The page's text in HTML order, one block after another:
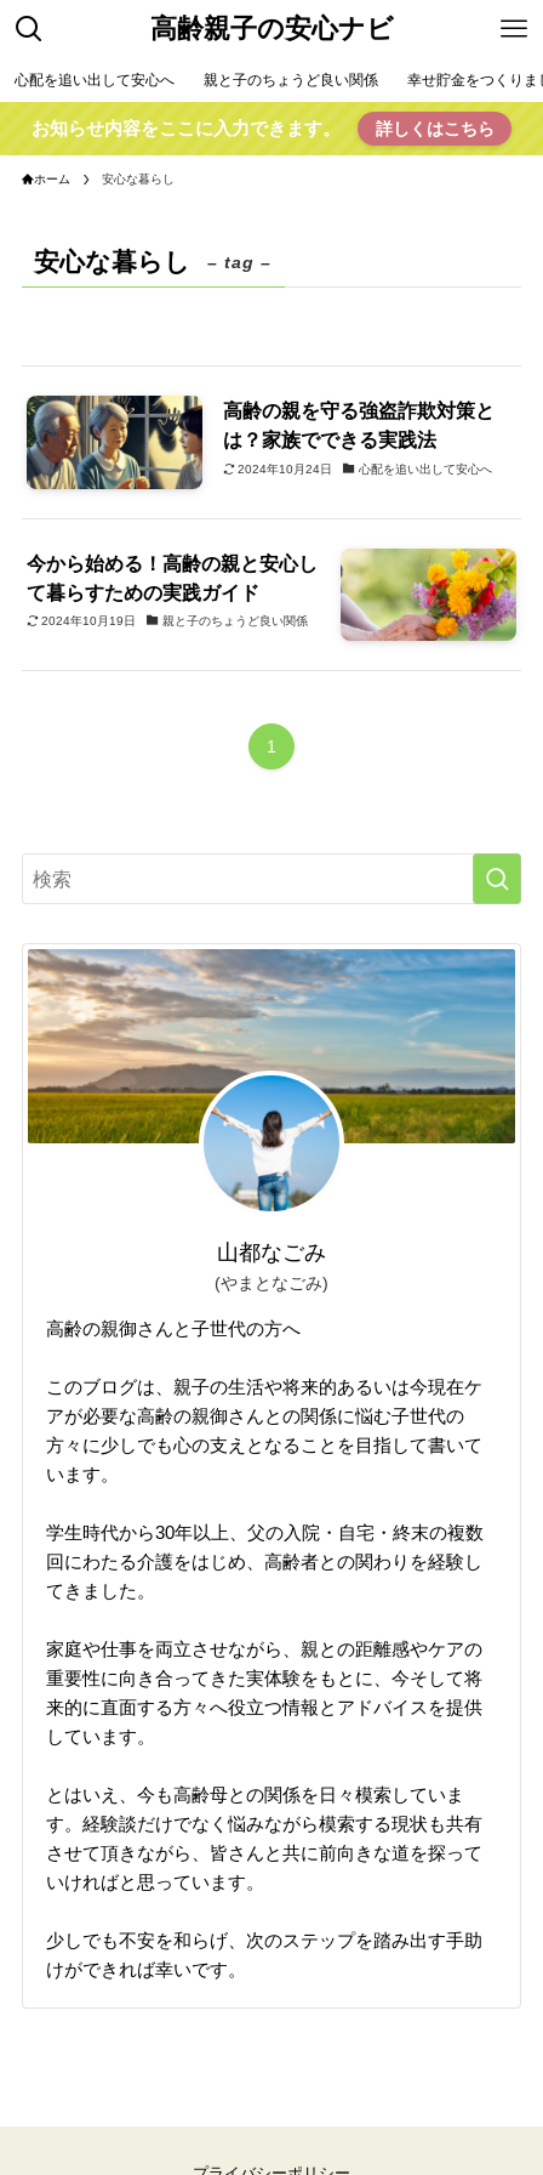
高齢親子の安心ナビ
心配を追い出して安心へ 親と子のちょうど良い関係 幸せ貯金をつくりま
お知らせ内容をここに入力できます。 詳しくはこちら
ホーム 安心な暮らし
安心な暮らし – tag –
高齢の親を守る強盗詐欺対策と
は？家族でできる実践法
2024年10月24日 心配を追い出して安心へ
今から始める！高齢の親と安心し
て暮らすための実践ガイド
2024年10月19日 親と子のちょうど良い関係
1
山都なごみ
(やまとなごみ)
高齢の親御さんと子世代の方へ
このブログは、親子の生活や将来的あるいは今現在ケ
アが必要な高齢の親御さんとの関係に悩む子世代の
方々に少しでも心の支えとなることを目指して書いて
います。
学生時代から30年以上、父の入院・自宅・終末の複数
回にわたる介護をはじめ、高齢者との関わりを経験し
てきました。
家庭や仕事を両立させながら、親との距離感やケアの
重要性に向き合ってきた実体験をもとに、今そして将
来的に直面する方々へ役立つ情報とアドバイスを提供
しています。
とはいえ、今も高齢母との関係を日々模索していま
す。経験談だけでなく悩みながら模索する現状も共有
させて頂きながら、皆さんと共に前向きな道を探って
いければと思っています。
少しでも不安を和らげ、次のステップを踏み出す手助
けができれば幸いです。